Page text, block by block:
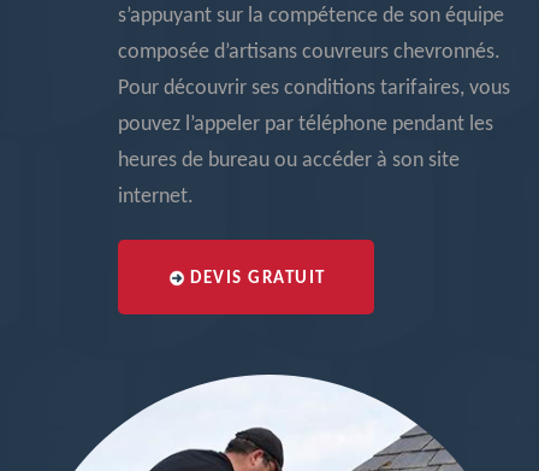
s’appuyant sur la compétence de son équipe
composée d’artisans couvreurs chevronnés.
Pour découvrir ses conditions tarifaires, vous
pouvez l’appeler par téléphone pendant les
heures de bureau ou accéder à son site
internet.
DEVIS GRATUIT